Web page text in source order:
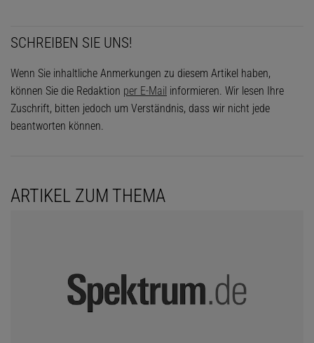
SCHREIBEN SIE UNS!
Wenn Sie inhaltliche Anmerkungen zu diesem Artikel haben,
können Sie die Redaktion per E-Mail informieren. Wir lesen Ihre
Zuschrift, bitten jedoch um Verständnis, dass wir nicht jede
beantworten können.
ARTIKEL ZUM THEMA